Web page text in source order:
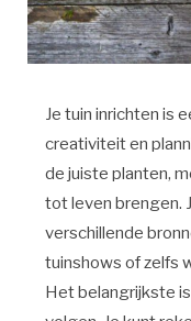
Je tuin inrichten is
creativiteit en
de juiste planten,
tot leven brengen.
verschillende
tuinshows of zelfs
Het belangrijkste